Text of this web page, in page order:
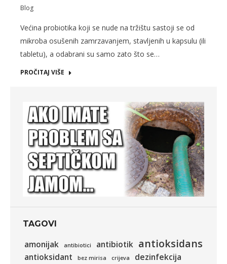
Blog
Većina probiotika koji se nude na tržištu sastoji se od
mikroba osušenih zamrzavanjem, stavljenih u kapsulu (ili
tabletu), a odabrani su samo zato što se…
PROČITAJ VIŠE
TAGOVI
amonijak antibiotici antibiotik antioksidans
antioksidant bez mirisa crijeva
dezinfekcija